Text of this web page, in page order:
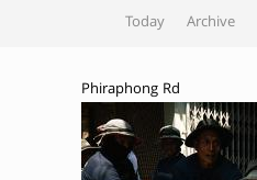
Today Archive
Phiraphong Rd